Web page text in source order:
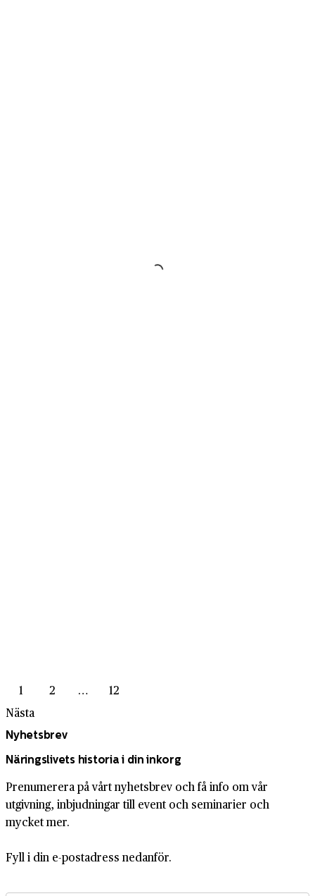
1 2 …
12
Nästa
Nyhetsbrev
Näringslivets historia i din inkorg
Prenumerera på vårt nyhetsbrev och få info om vår
utgivning, inbjudningar till event och seminarier och
mycket mer.
Fyll i din e-postadress nedanför.